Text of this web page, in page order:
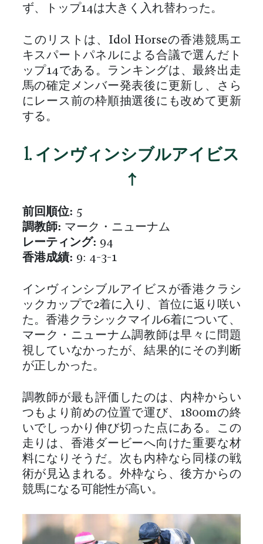
ず、トップ14は大きく入れ替わった。
このリストは、Idol Horseの香港競馬エ
キスパートパネルによる合議で選んだト
ップ14である。ランキングは、最終出走
馬の確定メンバー発表後に更新し、さら
にレース前の枠順抽選後にも改めて更新
する。
1. インヴィンシブルアイビス
↑
前回順位: 5
調教師: マーク・ニューナム
レーティング: 94
香港成績: 9: 4-3-1
インヴィンシブルアイビスが香港クラシ
ックカップで2着に入り、首位に返り咲い
た。香港クラシックマイル6着について、
マーク・ニューナム調教師は早々に問題
視していなかったが、結果的にその判断
が正しかった。
調教師が最も評価したのは、内枠からい
つもより前めの位置で運び、1800mの終
いでしっかり伸び切った点にある。この
走りは、香港ダービーへ向けた重要な材
料になりそうだ。次も内枠なら同様の戦
術が見込まれる。外枠なら、後方からの
競馬になる可能性が高い。